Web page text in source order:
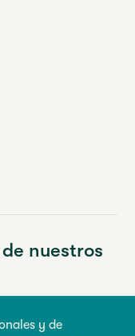
y de
nuestros